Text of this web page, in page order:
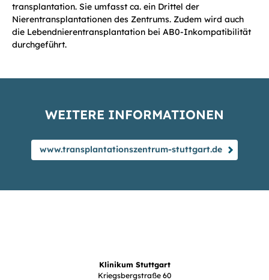
transplantation. Sie umfasst ca. ein Drittel der
Nierentransplantationen des Zentrums. Zudem wird auch
die Lebendnierentransplantation bei AB0-Inkompatibilität
durchgeführt.
WEITERE INFORMATIONEN
www.transplantationszentrum-stuttgart.de
Klinikum Stuttgart
Kriegsbergstraße 60